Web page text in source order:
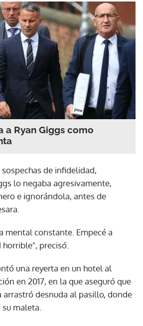
a Ryan Giggs como
de infidelidad,
lo negaba agresivamente,
e ignorándola, antes de
mental constante. Empecé a
horrible", precisó.
una reyerta en un hotel al
en 2017, en la que aseguró que
arrastró desnuda al pasillo, donde
maleta.